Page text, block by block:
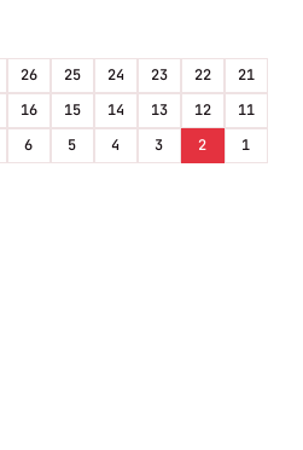
26 25 24 23 22
21
16 15 14 13 12
11
6 5 4 3 2 1